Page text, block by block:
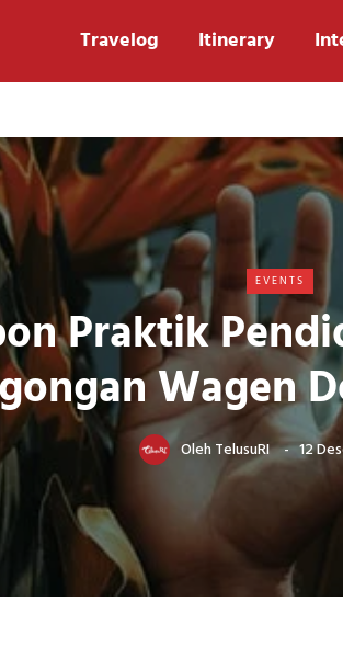
Travelog Itinerary
EVENTS
Praktik
Wagen
OlehTelusuRI 12